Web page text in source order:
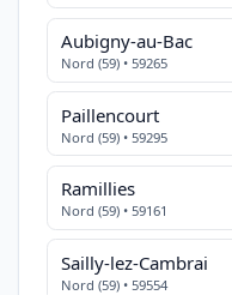
Aubigny-au-Bac
Nord (59) • 59265
Paillencourt
Nord (59) • 59295
Ramillies
Nord (59) • 59161
Sailly-lez-Cambrai
Nord (59) • 59554